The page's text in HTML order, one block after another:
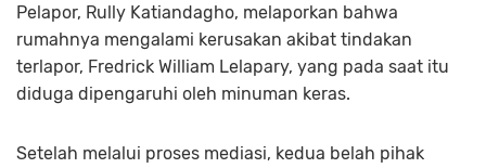
Pelapor, Rully Katiandagho, melaporkan bahwa
rumahnya mengalami kerusakan akibat tindakan
terlapor, Fredrick William Lelapary, yang pada saat itu
diduga dipengaruhi oleh minuman keras.
Setelah melalui proses mediasi, kedua belah pihak